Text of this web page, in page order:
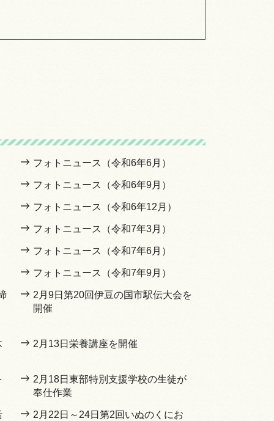
フォトニュース（令和6年6月）
フォトニュース（令和6年9月）
フォトニュース（令和6年12月）
フォトニュース（令和7年3月）
フォトニュース（令和7年6月）
フォトニュース（令和7年9月）
2月9日第20回伊豆の国市駅伝大会を
開催
2月13日栄養講座を開催
2月18日東部特別支援学校の生徒が
奉仕作業
2月22日～24日第2回いぬのくにお